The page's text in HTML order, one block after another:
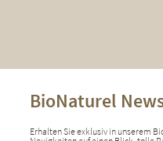
BioNaturel
Erhalten Sie exklusiv in unserem